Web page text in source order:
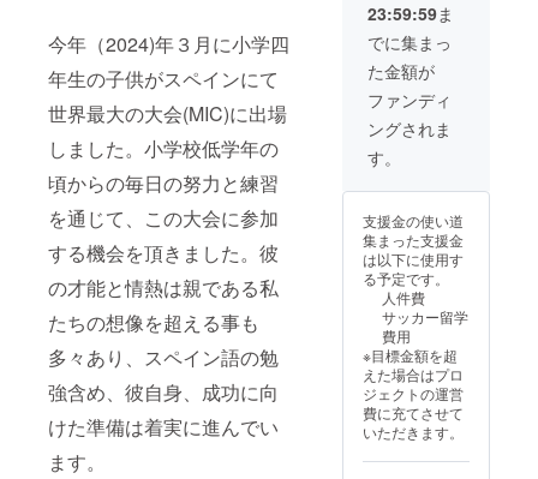
今年（2024)年３月に小学四
年生の子供がスペインにて
世界最大の大会(MIC)に出場
しました。小学校低学年の
頃からの毎日の努力と練習
を通じて、この大会に参加
する機会を頂きました。彼
の才能と情熱は親である私
たちの想像を超える事も
多々あり、スペイン語の勉
強含め、彼自身、成功に向
けた準備は着実に進んでい
ます。
23:59:59ま
でに集まっ
た金額が
ファンディ
ングされま
す。
支援金の使い道
集まった支援金
は以下に使用す
る予定です。
人件費
サッカー留学
費用
※目標金額を超
えた場合はプロ
ジェクトの運営
費に充てさせて
いただきます。